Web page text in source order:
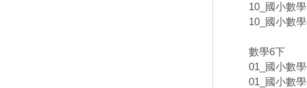
10_國小數
10_國小數
數學6下
01_國小數
01_國小數